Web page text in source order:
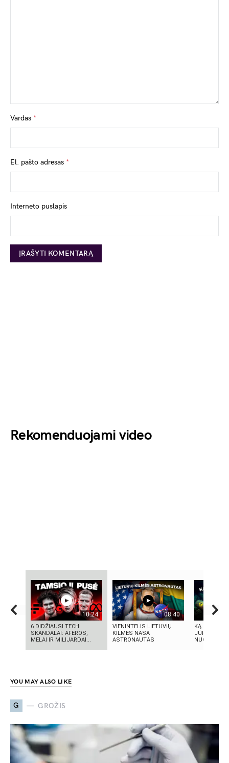
Vardas *
El. pašto adresas *
Interneto puslapis
Rekomenduojami video
10:24
6 DIDŽIAUSI TECH
SKANDALAI: AFEROS,
MELAI IR MILIJARDAI...
08:40
VIENINTELIS LIETUVIŲ
KILMĖS NASA
ASTRONAUTAS
KĄ SLEPIA
JŪRA? 5
YOU MAY ALSO LIKE
G GROŽIS